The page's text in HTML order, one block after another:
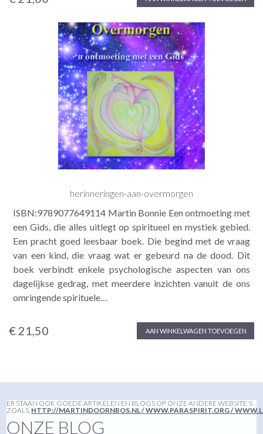
herinneringen-aan-overmorgen
ISBN:9789077649114 Martin Bonnie Een ontmoeting met
een Gids, die alles uitlegt op spiritueel en mystiek gebied.
Een pracht goed leesbaar boek. Die begind met de vraag
van een kind, die vraag wat er gebeurd na de dood. Dit
boek verbindt enkele psychologische aspecten van ons
dagelijkse gedrag, met meerdere inzichten vanuit de ons
omringende spirituele…
€ 21,50 AAN WINKELWAGEN TOEVOEGEN
ER STAAN OOK GOEDE ARTIKELEN EN BLOGS OP ONZE ANDERE WEBSITE'S
ZOALS, HTTP://MARTINDOORNBOS.NL/WWW.PARASPIRIT.ORG/
ONZE BLOG